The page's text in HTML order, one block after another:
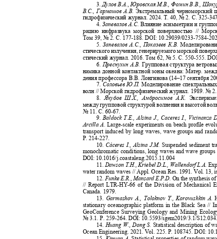
3. Дулов В.А., Юровская М.В., Фомин В.В.,
В.С., Гармашов А.В. Экстремальный
гидрофизический журнал. 2024. Т. 40, № 2. С. 325-
4.Запевалов А.С. Влияние асимметрии и
рацию инфразвука морской поверхностью //
Том 39, № 2. С. 177-188. DOI: 10.29039/0233-7584-
5.Запевалов А.С., Показеев К.В.
стического излучения, генерируемого морской
стический журнал. 2016. Том 62, № 5 .С. 550-555.
6.
Преснухин А.В. Групповая структура
намика донной контактной зоны океана: Матер.
дения профессора В.В. Лонгинова (14–17 сентября
7. Соловьев Ю.П. Моделирование
волн // Морской гидрофизический журнал. 1989. №
8. Якубов Ш.Х., Амбросимов А.К.
между групповой структурой волнения и высотой
№ 11. С . 60-67.
9.Baldock T.E., Alsina J., Caceres I., Vicinanza
Arcilla A.Large-scale experiments on beach profile
transport induced by long waves, wave groups and
P. 214-227.
10. Cáceres I., Alsina J.M. Suspended sediment
monochromatic conditions, long waves and wave
DOI: 10.1016/j.coastaleng.2015.11.004
11. Dawson T.H., Kriebel D.L., Wallendorf L.A.
water random waves // Appl. Ocean Res. 1991. Vol. 13,
12. Funke E.R., Mansard E.P.D. On the synthesis
// Report LTR-HY-66 of the Division of Mechanical
Canada. 1979.
13. Garmashov A., Toloknov Y., Korovushkin A.
stationary oceanographic platform in the Black Sea//
GeoConference Surveying Geology and Mining
№3.1. P. 259-264. DOI: 10.5593/sgem2019/3.1/
14. Huang W., Dong S. Statistical description of
Ocean Engineering. 2021 . Vol. 225. P. 108745. DOI: